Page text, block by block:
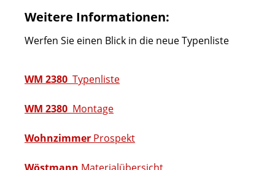
Weitere Informationen:
Werfen Sie einen Blick in die neue Typenliste
WM 2380 Typenliste
WM 2380 Montage
Wohnzimmer Prospekt